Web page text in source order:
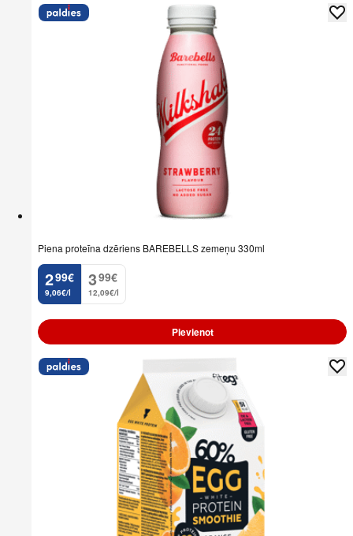
Piena proteīna dzēriens BAREBELLS zemeņu 330ml
2
. 99€
9,06€/l
3
. 99€
12,09€/l
Pievienot